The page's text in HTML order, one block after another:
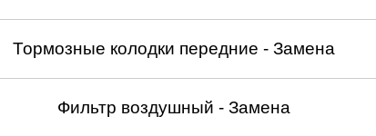
Тормозные колодки передние - Замена
Фильтр воздушный - Замена